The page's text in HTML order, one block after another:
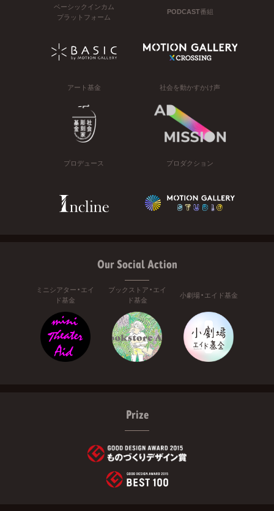
ベーシックインカム
プラットフォーム
PODCAST番組
アート基金 社会を動かすかけ声
プロデュース プロダクション
Our Social Action
ミニシアター・エイ
ド基金
ブックストア・エイ
ド基金
小劇場・エイド基金
Prize